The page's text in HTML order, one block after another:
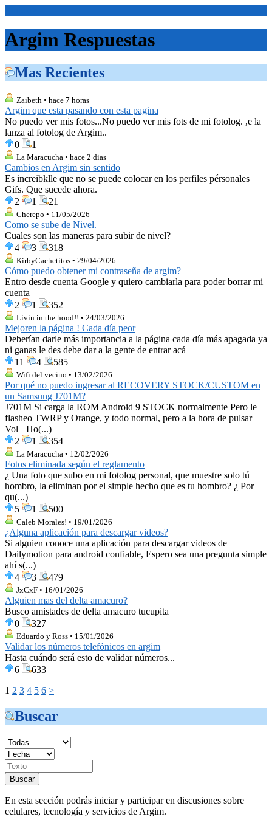
Argim Respuestas
Mas Recientes
Zaibeth • hace 7 horas
Argim que esta pasando con esta pagina
No puedo ver mis fotos...No puedo ver mis fots de mi fotolog. ,e la
lanza al fotolog de Argim..
0
1
La Maracucha • hace 2 dias
Cambios en Argim sin sentido
Es increibklle que no se puede colocar en los perfiles pérsonales
Gifs. Que sucede ahora.
2
1 21
Cherepo • 11/05/2026
Como se sube de Nivel.
Cuales son las maneras para subir de nivel?
4
3 318
KirbyCachetitos • 29/04/2026
Cómo puedo obtener mi contraseña de argim?
Entro desde cuenta Google y quiero cambiarla para poder borrar mi
cuenta
2
1 352
Livin in the hood!! • 24/03/2026
Mejoren la página ! Cada día peor
Deberían darle más importancia a la página cada día más apagada ya
ni ganas le des debe dar a la gente de entrar acá
11
4 585
Wifi del vecino • 13/02/2026
Por qué no puedo ingresar al RECOVERY STOCK/CUSTOM en
un Samsung J701M?
J701M Si carga la ROM Android 9 STOCK normalmente Pero le
flasheo TWRP y Orange, y todo normal, pero a la hora de pulsar
Vol+ Ho(...)
2
1 354
La Maracucha • 12/02/2026
Fotos eliminada según el reglamento
¿ Una foto que subo en mi fotolog personal, que muestre solo tú
hombro, la eliminan por el simple hecho que es tu hombro? ¿ Por
qu(...)
5
1 500
Caleb Morales! • 19/01/2026
¿Alguna aplicación para descargar videos?
Si alguien conoce una aplicación para descargar videos de
Dailymotion para android confiable, Espero sea una pregunta simple
ahí s(...)
4
3 479
JxCxF • 16/01/2026
Alguien mas del delta amacuro?
Busco amistades de delta amacuro tucupita
0
327
Eduardo y Ross • 15/01/2026
Validar los números telefónicos en argim
Hasta cuándo será esto de validar números...
6
633
1 2 3 4 5 6 >
Buscar
En esta sección podrás iniciar y participar en discusiones sobre
celulares, tecnología y servicios de Argim.